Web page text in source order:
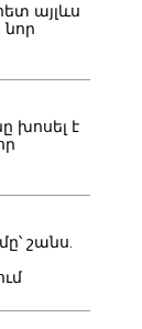
այլևս
նոր
խոսել է
շանս.